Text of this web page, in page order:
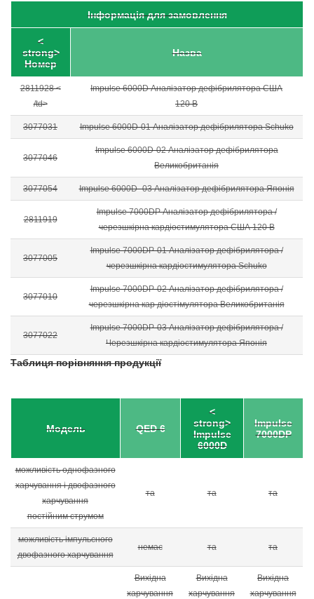
Інформація для замовлення
<
strong>
Номер
Назва
2811928 <
/td>
Impulse 6000D Аналізатор дефібрилятора США
120 В
3077031 Impulse 6000D-01 Аналізатор дефібрилятора Schuko
3077046
Impulse 6000D-02 Аналізатор дефібрилятора
Великобританія
3077054 Impulse 6000D- 03 Аналізатор дефібрилятора Японія
2811919
Impulse 7000DP Аналізатор дефібрилятора /
черезшкірна кардіостимулятора США 120 В
3077005
Impulse 7000DP-01 Аналізатор дефібрилятора /
черезшкірна кардіостимулятора Schuko
3077010
Impulse 7000DP-02 Аналізатор дефібрилятора /
черезшкірна кар діостімулятора Великобританія
3077022
Impulse 7000DP-03 Аналізатор дефібрилятора /
Черезшкірна кардіостимулятора Японія
Таблиця порівняння продукції
Модель QED 6
<
strong>
Impulse
6000D
Impulse
7000DP
можливість однофазного
харчування і двофазного
харчування
постійним струмом
та та та
можливість імпульсного
двофазного харчування
немає та та
Вихідна
харчування
Вихідна
харчування
Вихідна
харчування